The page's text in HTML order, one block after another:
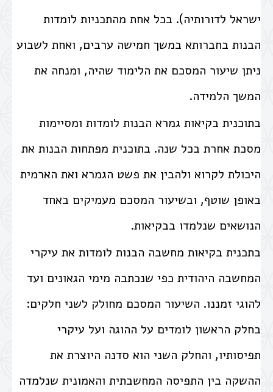
ישראל לדורותיה). בכל אחת מהתכניות לומדות
הבנות בחברותא במשך חמישה ערבים, ואחת לשבוע
ניתן שיעור המסכם את הלימוד שהיה, ומנחה את
המשך הלמידה.
בתוכנית בקיאות גמרא הבנות לומדות ומסיימות
מסכת אחרת בכל שנה. בתוכנית מפתחות הבנות את
היכולת לקרוא ולהבין את פשט הגמרא ואת הארמית
באופן שוטף, ובשיעור המסכם מעמיקים באחד
הנושאים שנלמדו בבקיאות.
בתכנית בקיאות מחשבה הבנות לומדות את עיקרי
המחשבה היהודית כפי שנכתבה מימי הגאונים ועד
להוגי זמננו. השיעור המסכם מחולק לשני חלקים:
בחלק הראשון לומדים על ההוגה ועל עיקרי
תפיסותיו, והחלק השני הוא סדנה היוצרת את
ההשקה בין התפיסה המחשבתית והאמונית שנלמדה